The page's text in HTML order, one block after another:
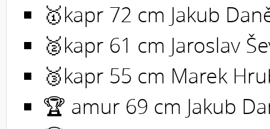
🥇kapr 72 cm Jakub
🥈kapr 61 cm Jaroslav
🥉kapr 55 cm Marek
🏆 amur 69 cm Jakub